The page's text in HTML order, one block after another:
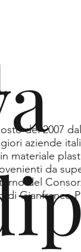
del 2007
aziende
materiale
da
del
di Gianfranco
, ed ex-